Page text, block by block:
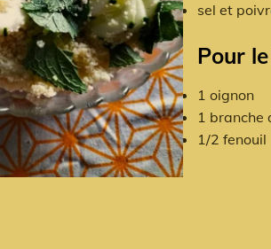
sel et
Pour
1 oignon
1 branche
1/2 fenouil